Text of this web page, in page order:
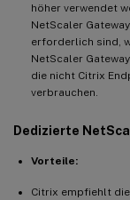
höher verwendet
NetScaler
erforderlich sind,
NetScaler
die nicht Citrix
verbrauchen.
Dedizierte
Vorteile:
Citrix empfiehlt